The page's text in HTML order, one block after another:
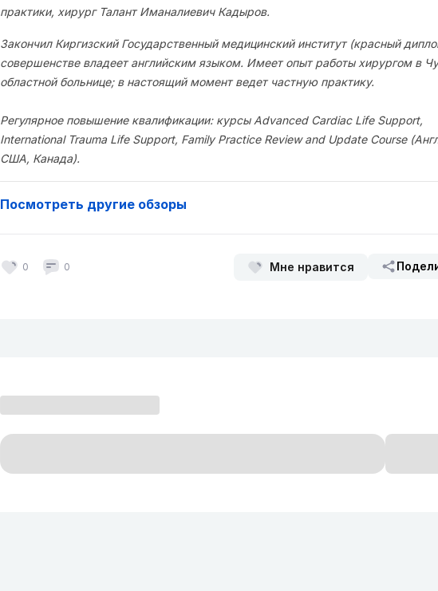
практики, хирург Талант Иманалиевич Кадыров.
Закончил Киргизский Государственный медицинский институт (красный
совершенстве владеет английским языком. Имеет опыт работы хирургом в
областной больнице; в настоящий момент ведет частную практику.
Регулярное повышение квалификации: курсы Advanced Cardiac Life Support,
International Trauma Life Support, Family Practice Review and Update Course
США, Канада).
Посмотреть другие обзоры
0 0 Мне нравится